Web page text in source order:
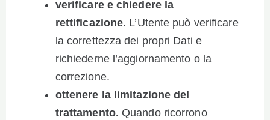
verificare e chiedere la
rettificazione. L’Utente può verificare
la correttezza dei propri Dati e
richiederne l’aggiornamento o la
correzione.
ottenere la limitazione del
trattamento. Quando ricorrono